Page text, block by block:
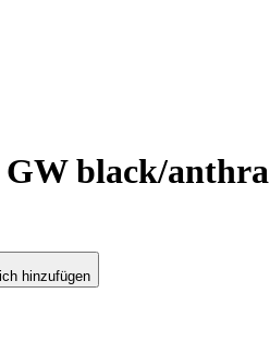
GW black/anthra
hinzufügen